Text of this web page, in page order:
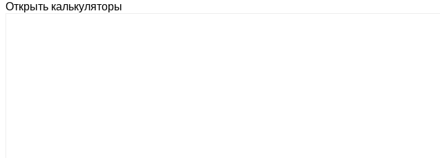
Открыть калькуляторы